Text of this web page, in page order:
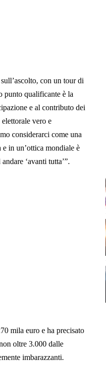
con un tour di
punto qualificante è la
e al contributo dei
vero e
considerarci come una
in un’ottica mondiale è
‘avanti tutta’”.
mila euro e ha precisato
oltre 3.000 dalle
imbarazzanti.